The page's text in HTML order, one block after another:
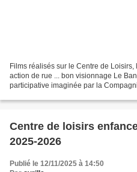
Films réalisés sur le Centre de
action de rue ... bon visionnage Le
participative imaginée par la
Centre de loisirs
2025-2026
Publié le 12/11/2025 à 14:50